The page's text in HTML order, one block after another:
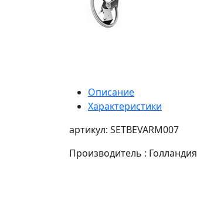
Описание
Характеристики
артикул: SETBEVARM007
Производитель : Голландия